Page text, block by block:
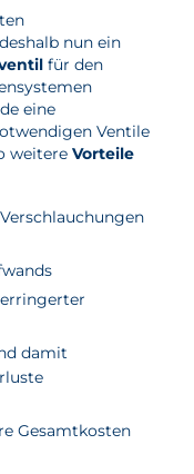
nun ein
für den
eine
Ventile
weitere Vorteile
damit
Gesamtkosten